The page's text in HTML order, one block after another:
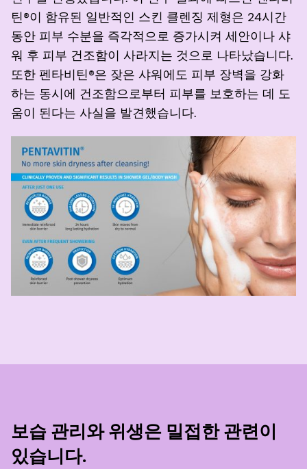
틴®이 함유된 일반적인 스킨 클렌징 제형은 24시간
동안 피부 수분을 즉각적으로 증가시켜 세안이나 샤
워 후 피부 건조함이 사라지는 것으로 나타났습니다.
또한 펜타비틴®은 잦은 샤워에도 피부 장벽을 강화
하는 동시에 건조함으로부터 피부를 보호하는 데 도
움이 된다는 사실을 발견했습니다.
보습 관리와 위생은 밀접한 관련이
있습니다.